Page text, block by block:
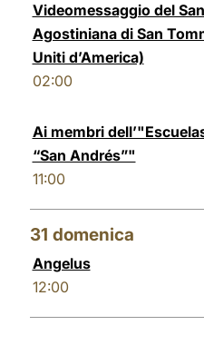
Videomessaggio del
Agostiniana di San
Uniti d’America)
02:00
Ai membri
“San Andrés”"
11:00
31 domenica
Angelus
12:00